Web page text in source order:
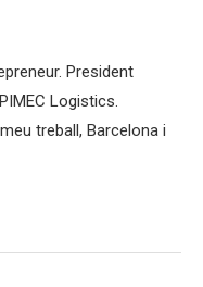
President
Logistics.
treball, Barcelona i